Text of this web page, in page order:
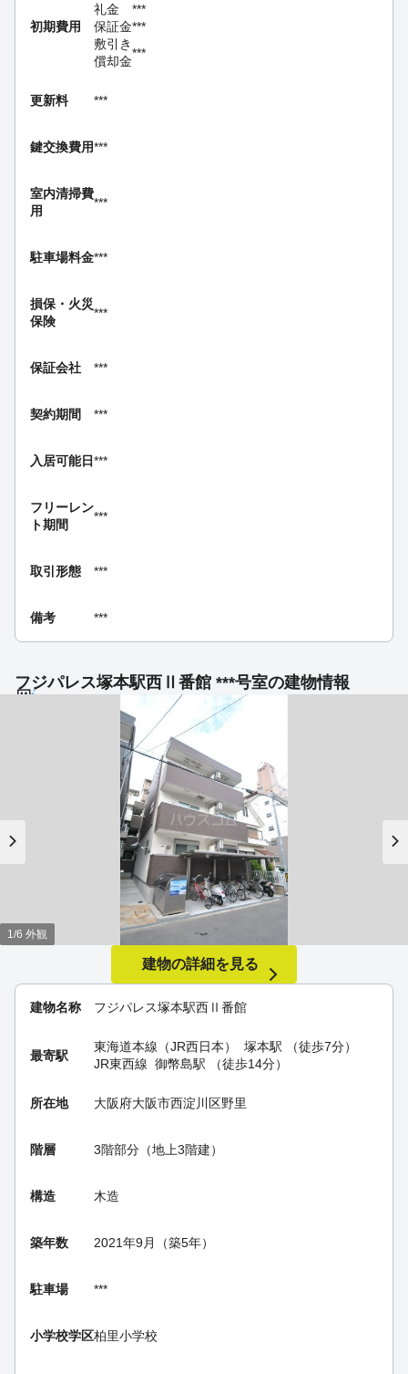
初期費用
礼金
***
保証金***
敷引き
償却金
***
更新料 ***
鍵交換費用***
室内清掃費
用
***
駐車場料金***
損保・ 火災
保険
***
保証会社 ***
契約期間 ***
入居可能日***
フリーレン
ト期間
***
取引形態 ***
備考 ***
フジパレス塚本駅西Ⅱ番館 ***号室の建物情報
建物名称 フジパレス塚本駅西Ⅱ番館
最寄駅
東海道本線（JR西日本） 塚本駅 （徒歩7分）
JR東西線 御幣島駅 （徒歩14分）
所在地 大阪府大阪市西淀川区野里
階層 3階部分（地上3階建）
構造 木造
築年数 2021年9月（築5年）
駐車場 ***
小学校学区柏里小学校
1/6 外観
建物の詳細を見る